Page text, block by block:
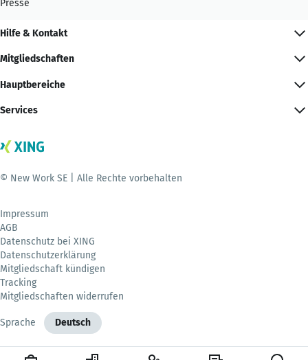
Presse
Hilfe & Kontakt
Mitgliedschaften
Hauptbereiche
Services
© New Work SE | Alle Rechte vorbehalten
Impressum
AGB
Datenschutz bei XING
Datenschutzerklärung
Mitgliedschaft kündigen
Tracking
Mitgliedschaften widerrufen
Sprache Deutsch